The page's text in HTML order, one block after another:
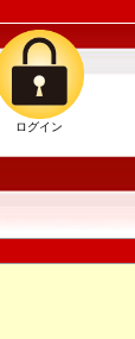
ログイン